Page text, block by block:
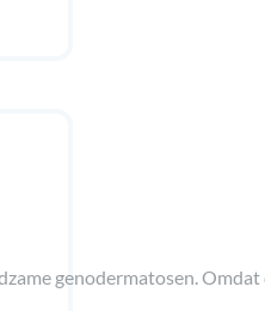
genodermatosen.